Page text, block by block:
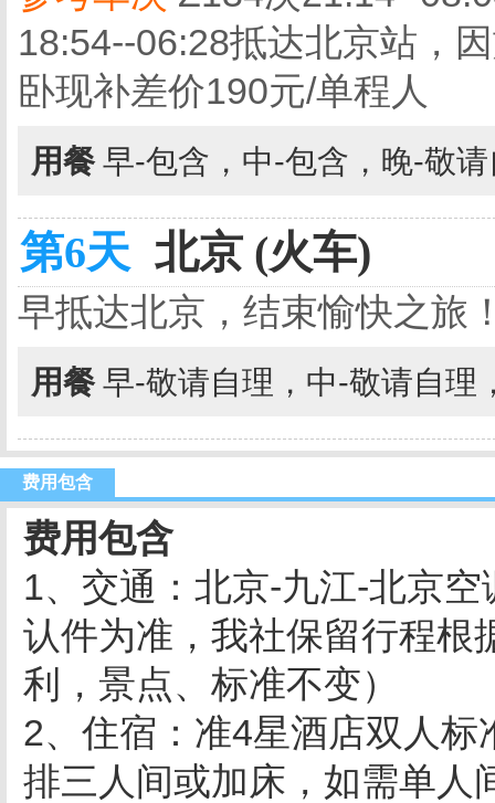
18:54--06:28抵达北京站，
卧现补差价190元/单程人
用餐 早-包含，中-包含，晚-敬
第6天 北京 (火车)
早抵达北京，结束愉快之旅
用餐 早-敬请自理，中-敬请自理
费用包含
费用包含
1、交通：北京-九江-北京
认件为准，我社保留行程根
利，景点、标准不变）
2、住宿：准4星酒店双人
排三人间或加床，如需单人